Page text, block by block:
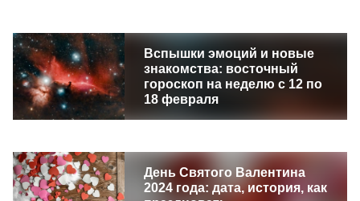
Вспышки эмоций и новые
знакомства: восточный
гороскоп на неделю с 12 по
18 февраля
День Святого Валентина
2024 года: дата, история, как